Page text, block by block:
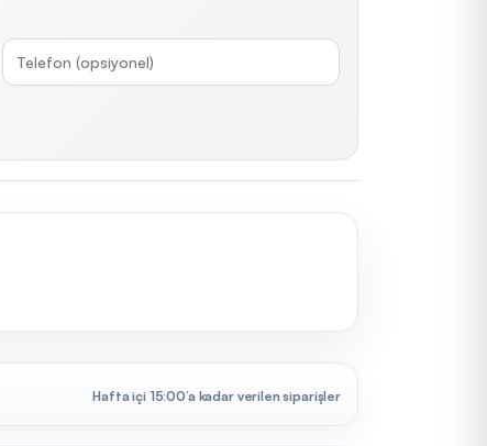
Hafta içi 15:00’a kadar verilen siparişler